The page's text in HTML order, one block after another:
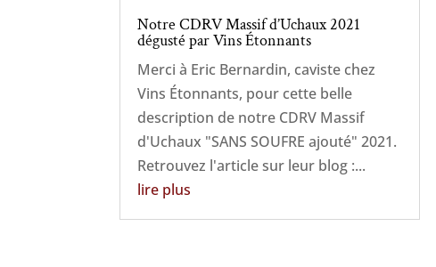
Notre CDRV Massif d’Uchaux 2021
dégusté par Vins Étonnants
Merci à Eric Bernardin, caviste chez
Vins Étonnants, pour cette belle
description de notre CDRV Massif
d'Uchaux "SANS SOUFRE ajouté" 2021.
Retrouvez l'article sur leur blog :...
lire plus